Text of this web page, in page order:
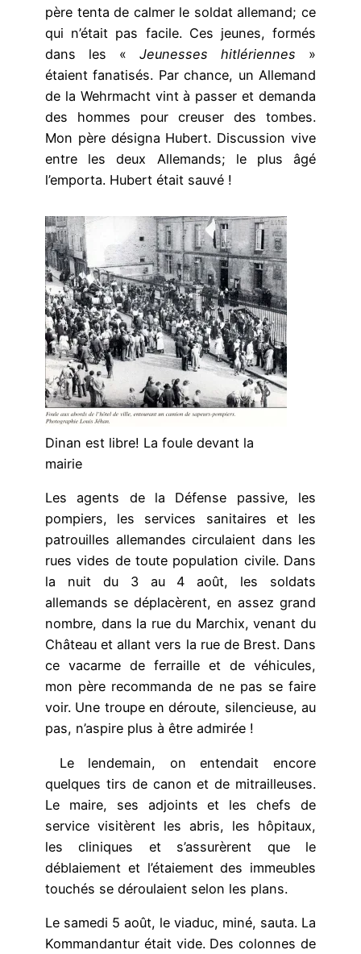
père tenta de calmer le soldat allemand; ce
qui n’était pas facile. Ces jeunes, formés
dans les « Jeunesses hitlériennes »
étaient fanatisés. Par chance, un Allemand
de la Wehrmacht vint à passer et demanda
des hommes pour creuser des tombes.
Mon père désigna Hubert. Discussion vive
entre les deux Allemands; le plus âgé
l’emporta. Hubert était sauvé !
Dinan est libre! La foule devant la
mairie
Les agents de la Défense passive, les
pompiers, les services sanitaires et les
patrouilles allemandes circulaient dans les
rues vides de toute population civile. Dans
la nuit du 3 au 4 août, les soldats
allemands se déplacèrent, en assez grand
nombre, dans la rue du Marchix, venant du
Château et allant vers la rue de Brest. Dans
ce vacarme de ferraille et de véhicules,
mon père recommanda de ne pas se faire
voir. Une troupe en déroute, silencieuse, au
pas, n’aspire plus à être admirée !
Le lendemain, on entendait encore
quelques tirs de canon et de mitrailleuses.
Le maire, ses adjoints et les chefs de
service visitèrent les abris, les hôpitaux,
les cliniques et s’assurèrent que le
déblaiement et l’étaiement des immeubles
touchés se déroulaient selon les plans.
Le samedi 5 août, le viaduc, miné, sauta. La
Kommandantur était vide. Des colonnes de